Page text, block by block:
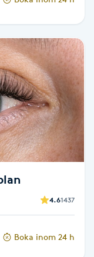
4.61437
Boka inom 24 h